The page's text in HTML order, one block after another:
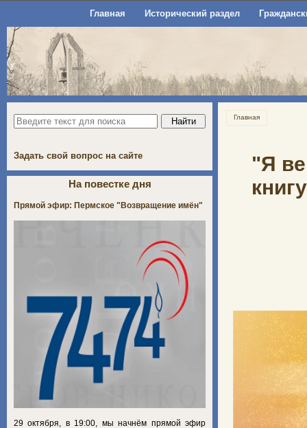
Главная Исторический раздел
Главная
"Я
Задать свой вопрос на сайте
На повестке дня
Прямой эфир: Пермское "Возвращение имён"
29 октября, в 19:00, мы начнём прямой эфир